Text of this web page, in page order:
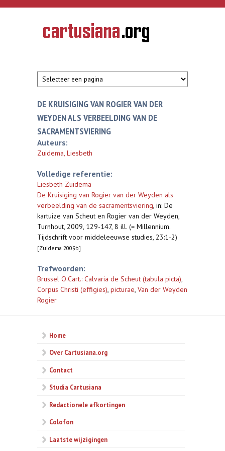
Overslaan en naar de inhoud gaan
CARTUSIANA
Geschiedenis
van de
DE KRUISIGING VAN ROGIER VAN DER
WEYDEN ALS VERBEELDING VAN DE
SACRAMENTSVIERING
Auteurs:
Zuidema, Liesbeth
Volledige referentie:
Liesbeth Zuidema
De Kruisiging van Rogier van der Weyden als
verbeelding van de sacramentsviering, in: De
kartuize van Scheut en Rogier van der Weyden,
Turnhout, 2009, 129-147, 8 ill. (= Millennium.
Tijdschrift voor middeleeuwse studies, 23:1-2)
[Zuidema 2009b]
Trefwoorden:
Brussel O.Cart.: Calvaria de Scheut (tabula picta),
Corpus Christi (effigies), picturae, Van der Weyden
Rogier
Home
Over Cartusiana.org
Contact
Studia Cartusiana
Redactionele afkortingen
Colofon
Laatste wijzigingen